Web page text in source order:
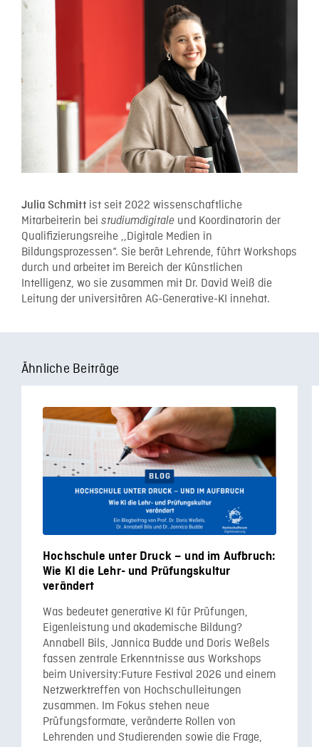
Julia Schmitt ist seit 2022 wissenschaftliche
Mitarbeiterin bei studiumdigitale und Koordinatorin der
Qualifizierungsreihe ,,Digitale Medien in
Bildungsprozessen“. Sie berät Lehrende, führt Workshops
durch und arbeitet im Bereich der Künstlichen
Intelligenz, wo sie zusammen mit Dr. David Weiß die
Leitung der universitären AG-Generative-KI innehat.
Ähnliche Beiträge
Hochschule unter Druck – und im Aufbruch:
Wie KI die Lehr- und Prüfungskultur
verändert
Was bedeutet generative KI für Prüfungen,
Eigenleistung und akademische Bildung?
Annabell Bils, Jannica Budde und Doris Weßels
fassen zentrale Erkenntnisse aus Workshops
beim University:Future Festival 2026 und einem
Netzwerktreffen von Hochschulleitungen
zusammen. Im Fokus stehen neue
Prüfungsformate, veränderte Rollen von
Lehrenden und Studierenden sowie die Frage,